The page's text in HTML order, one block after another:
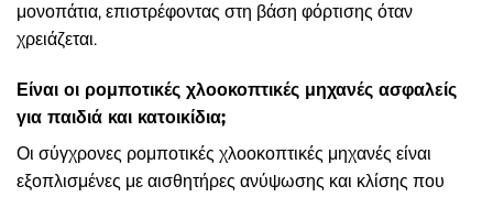
μονοπάτια, επιστρέφοντας στη βάση φόρτισης όταν
χρειάζεται.
Είναι οι ρομποτικές χλοοκοπτικές μηχανές ασφαλείς
για παιδιά και κατοικίδια;
Οι σύγχρονες ρομποτικές χλοοκοπτικές μηχανές είναι
εξοπλισμένες με αισθητήρες ανύψωσης και κλίσης που